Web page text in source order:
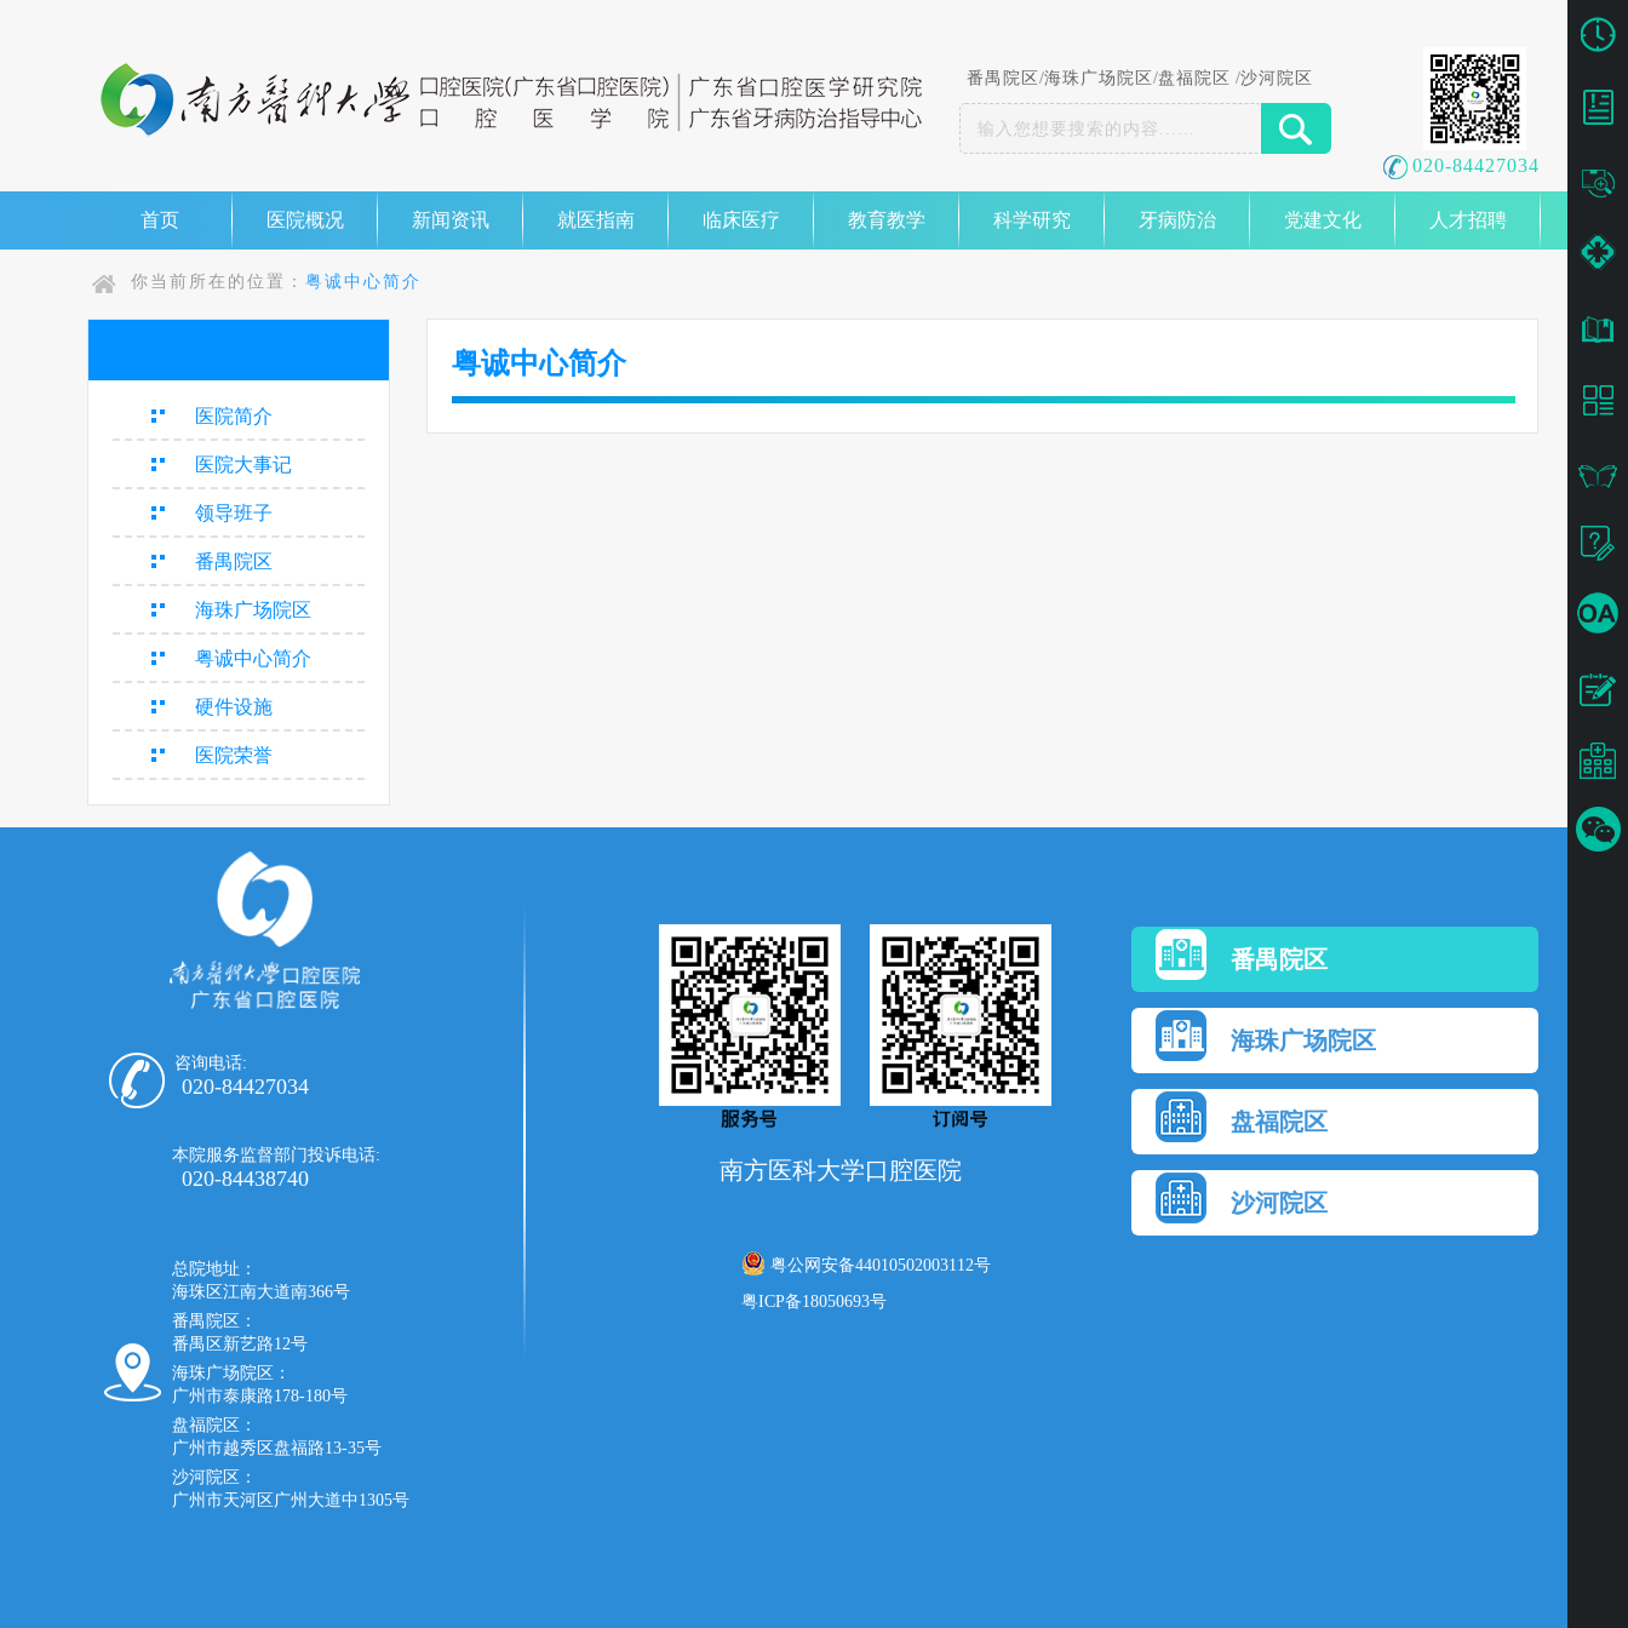
番禺院区 /海珠广场院区 /盘福院区 /沙河院区
020-84427034
首页 医院概况 新闻资讯 就医指南 临床医疗 教育教学 科学研究 牙病防治 党建文化 人才招聘
你当前所在的位置： 粤诚中心简介
医院简介
医院大事记
领导班子
番禺院区
海珠广场院区
粤诚中心简介
硬件设施
医院荣誉
粤诚中心简介
咨询电话:
020-84427034
本院服务监督部门投诉电话:
020-84438740
总院地址：
海珠区江南大道南366号
番禺院区：
番禺区新艺路12号
海珠广场院区：
广州市泰康路178-180号
盘福院区：
广州市越秀区盘福路13-35号
沙河院区：
广州市天河区广州大道中1305号
南方医科大学口腔医院
番禺院区
海珠广场院区
盘福院区
沙河院区
粤公网安备44010502003112号
粤ICP备18050693号